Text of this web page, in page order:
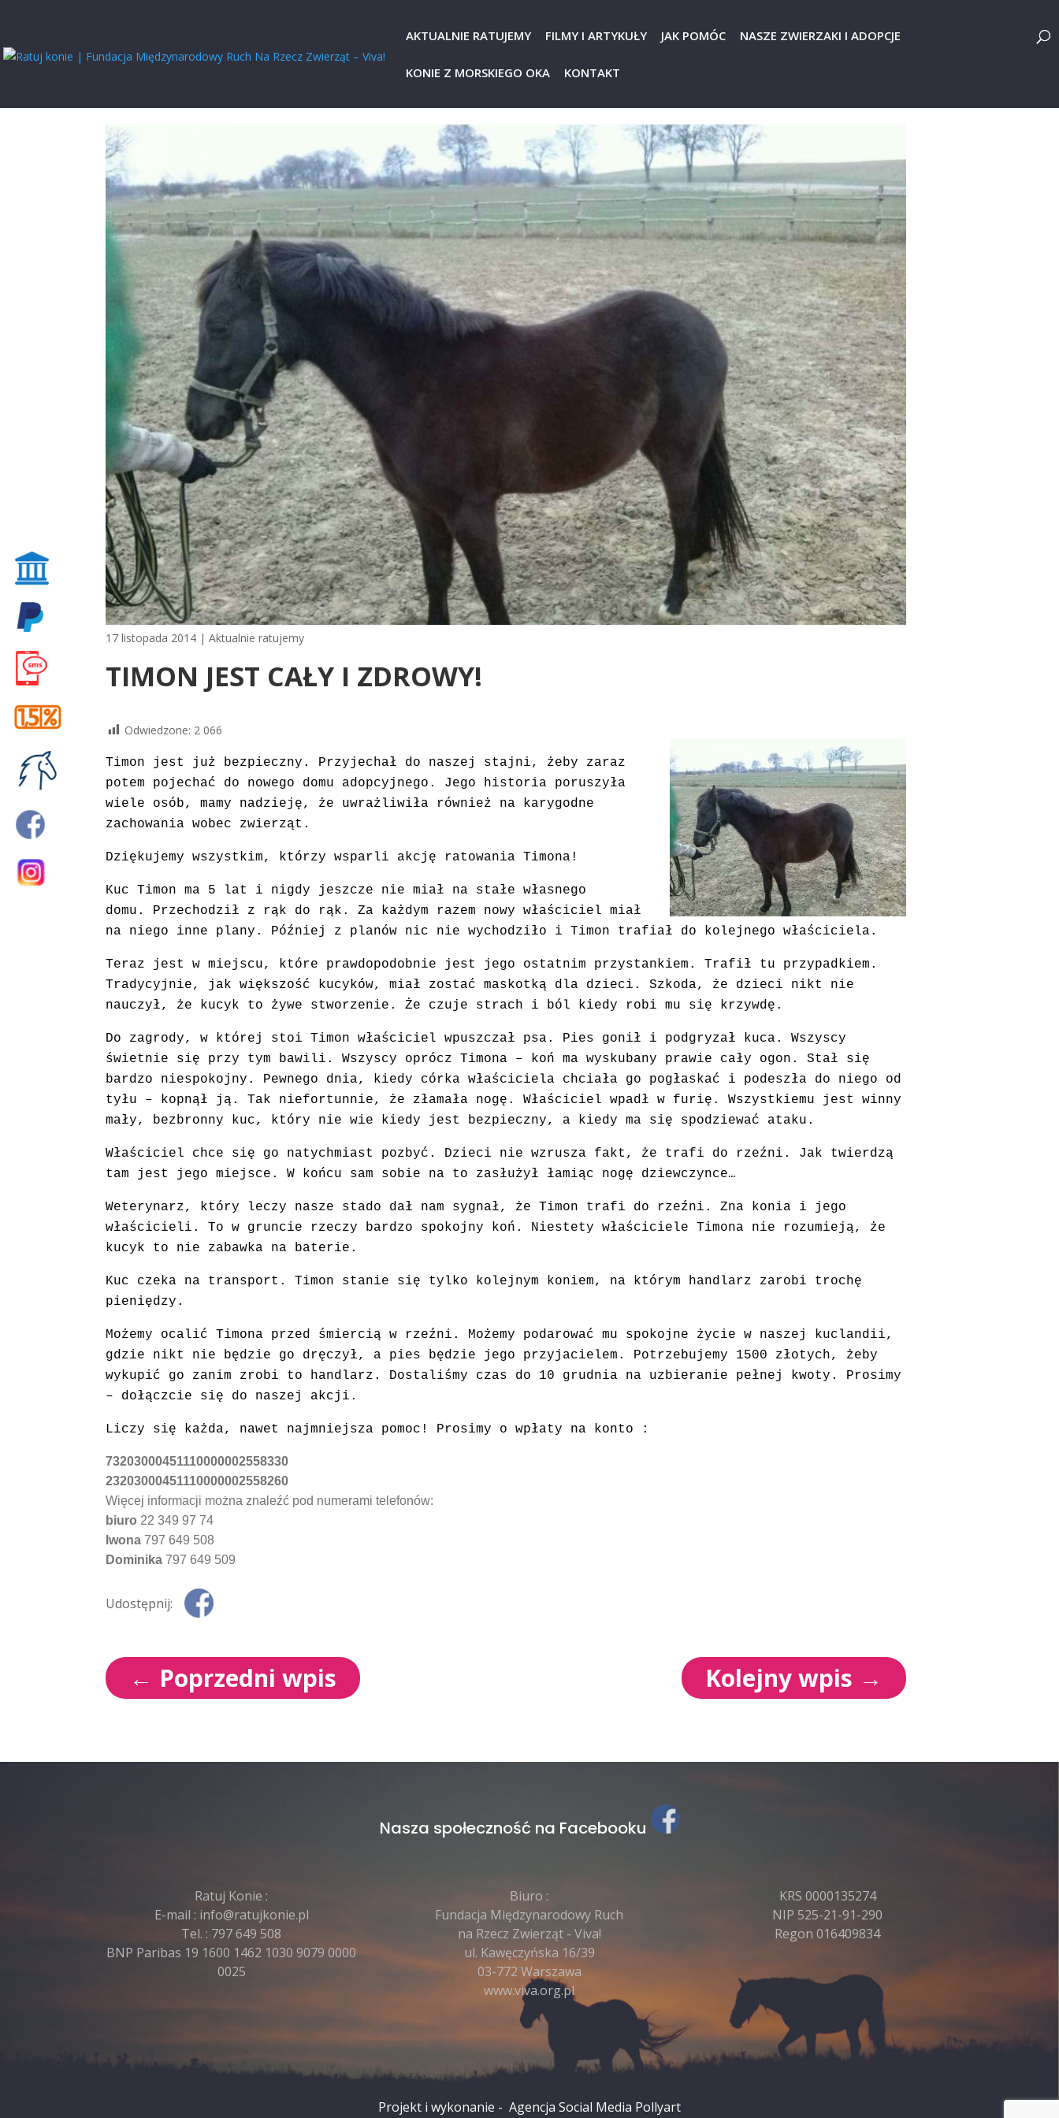
AKTUALNIE RATUJEMY FILMY I ARTYKUŁY JAK POMÓC NASZE ZWIERZAKI I ADOPCJE
KONIE Z MORSKIEGO OKA KONTAKT
17 listopada 2014 |Aktualnie ratujemy
TIMON JEST CAŁY I ZDROWY!
Odwiedzone: 2 066
Timon jest już bezpieczny. Przyjechał do naszej stajni, żeby zaraz
potem pojechać do nowego domu adopcyjnego. Jego historia poruszyła
wiele osób, mamy nadzieję, że uwrażliwiła również na karygodne
zachowania wobec zwierząt.
Dziękujemy wszystkim, którzy wsparli akcję ratowania Timona!
Kuc Timon ma 5 lat i nigdy jeszcze nie miał na stałe własnego
domu. Przechodził z rąk do rąk. Za każdym razem nowy właściciel miał
na niego inne plany. Później z planów nic nie wychodziło i Timon trafiał do kolejnego właściciela.
Teraz jest w miejscu, które prawdopodobnie jest jego ostatnim przystankiem. Trafił tu przypadkiem.
Tradycyjnie, jak większość kucyków, miał zostać maskotką dla dzieci. Szkoda, że dzieci nikt nie
nauczył, że kucyk to żywe stworzenie. Że czuje strach i ból kiedy robi mu się krzywdę.
Do zagrody, w której stoi Timon właściciel wpuszczał psa. Pies gonił i podgryzał kuca. Wszyscy
świetnie się przy tym bawili. Wszyscy oprócz Timona – koń ma wyskubany prawie cały ogon. Stał się
bardzo niespokojny. Pewnego dnia, kiedy córka właściciela chciała go pogłaskać i podeszła do niego od
tyłu – kopnął ją. Tak niefortunnie, że złamała nogę. Właściciel wpadł w furię. Wszystkiemu jest winny
mały, bezbronny kuc, który nie wie kiedy jest bezpieczny, a kiedy ma się spodziewać ataku.
Właściciel chce się go natychmiast pozbyć. Dzieci nie wzrusza fakt, że trafi do rzeźni. Jak twierdzą
tam jest jego miejsce. W końcu sam sobie na to zasłużył łamiąc nogę dziewczynce…
Weterynarz, który leczy nasze stado dał nam sygnał, że Timon trafi do rzeźni. Zna konia i jego
właścicieli. To w gruncie rzeczy bardzo spokojny koń. Niestety właściciele Timona nie rozumieją, że
kucyk to nie zabawka na baterie.
Kuc czeka na transport. Timon stanie się tylko kolejnym koniem, na którym handlarz zarobi trochę
pieniędzy.
Możemy ocalić Timona przed śmiercią w rzeźni. Możemy podarować mu spokojne życie w naszej kuclandii,
gdzie nikt nie będzie go dręczył, a pies będzie jego przyjacielem. Potrzebujemy 1500 złotych, żeby
wykupić go zanim zrobi to handlarz. Dostaliśmy czas do 10 grudnia na uzbieranie pełnej kwoty. Prosimy
– dołączcie się do naszej akcji.
Liczy się każda, nawet najmniejsza pomoc! Prosimy o wpłaty na konto :
73203000451110000002558330
23203000451110000002558260
Więcej informacji można znaleźć pod numerami telefonów:
biuro 22 349 97 74
Iwona797 649 508
Dominika797 649 509
Udostępnij:
← Poprzedni wpis Kolejny wpis →
Nasza społeczność na Facebooku
Ratuj Konie :
E-mail : info@ratujkonie.pl
Tel. : 797 649 508
BNP Paribas 19 1600 1462 1030 9079 0000
0025
Biuro :
Fundacja Międzynarodowy Ruch
na Rzecz Zwierząt - Viva!
ul. Kawęczyńska 16/39
03-772 Warszawa
www.viva.org.pl
KRS 0000135274
NIP 525-21-91-290
Regon 016409834
Projekt i wykonanie - Agencja Social Media Pollyart